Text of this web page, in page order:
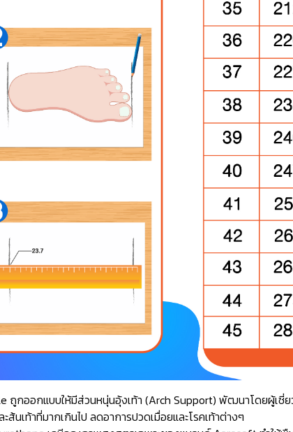
ถูกออกแบบให้มีส่วนหนุ่นอุ้งเท้า (Arch Support) พัฒนาโดยผู้เ
ะส้นเท้าที่มากเกินไป ลดอาการปวดเมื่อยและโรคเท้าต่างๆ